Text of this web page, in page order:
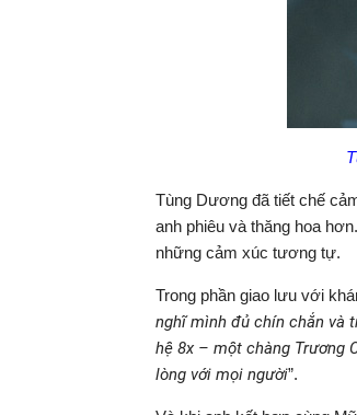
Tùng Dương đã tiết chế
anh phiêu và thăng hoa
những cảm xúc tương tự.
Trong phần giao lưu với
nghĩ mình đủ chín chắn và
hệ 8x – một chàng Trương
lòng với mọi người”.